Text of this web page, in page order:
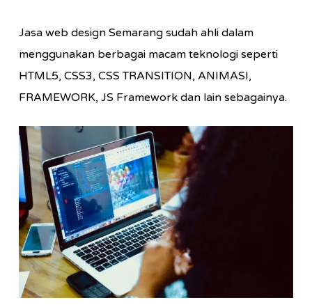
Jasa web design Semarang sudah ahli dalam
menggunakan berbagai macam teknologi seperti
HTML5, CSS3, CSS TRANSITION, ANIMASI,
FRAMEWORK, JS Framework dan lain sebagainya.